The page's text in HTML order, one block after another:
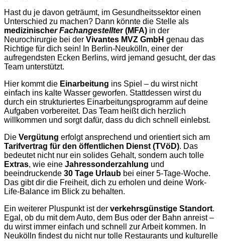
Hast du je davon geträumt, im Gesundheitssektor einen
Unterschied zu machen? Dann könnte die Stelle als
medizinischer Fachangestellter (MFA) in der
Neurochirurgie bei der Vivantes MVZ GmbH genau das
Richtige für dich sein! In Berlin-Neukölln, einer der
aufregendsten Ecken Berlins, wird jemand gesucht, der das
Team unterstützt.
Hier kommt die Einarbeitung ins Spiel – du wirst nicht
einfach ins kalte Wasser geworfen. Stattdessen wirst du
durch ein strukturiertes Einarbeitungsprogramm auf deine
Aufgaben vorbereitet. Das Team heißt dich herzlich
willkommen und sorgt dafür, dass du dich schnell einlebst.
Die Vergütung erfolgt ansprechend und orientiert sich am
Tarifvertrag für den öffentlichen Dienst (TVöD). Das
bedeutet nicht nur ein solides Gehalt, sondern auch tolle
Extras, wie eine Jahressonderzahlung und
beeindruckende 30 Tage Urlaub bei einer 5-Tage-Woche.
Das gibt dir die Freiheit, dich zu erholen und deine Work-
Life-Balance im Blick zu behalten.
Ein weiterer Pluspunkt ist der verkehrsgünstige Standort.
Egal, ob du mit dem Auto, dem Bus oder der Bahn anreist –
du wirst immer einfach und schnell zur Arbeit kommen. In
Neukölln findest du nicht nur tolle Restaurants und kulturelle